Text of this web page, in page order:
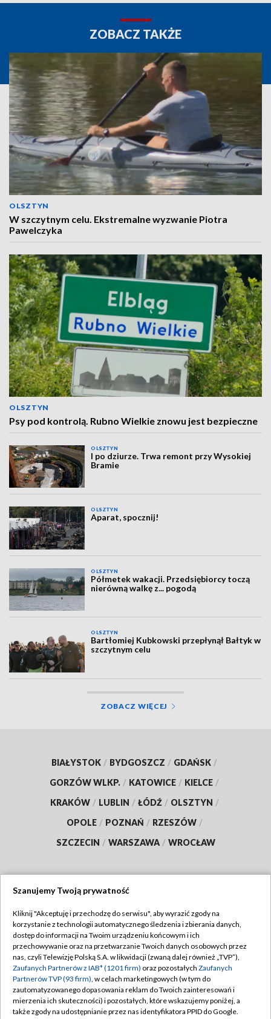
ZOBACZ TAKŻE
OLSZTYN
W szczytnym celu. Ekstremalne wyzwanie Piotra
Pawelczyka
OLSZTYN
Psy pod kontrolą. Rubno Wielkie znowu jest bezpieczne
OLSZTYN
I po dziurze. Trwa remont przy Wysokiej
Bramie
OLSZTYN
Aparat, spocznij!
OLSZTYN
Półmetek wakacji. Przedsiębiorcy toczą
nierówną walkę z... pogodą
OLSZTYN
Bartłomiej Kubkowski przepłynął Bałtyk w
szczytnym celu
ZOBACZ WIĘCEJ
BIAŁYSTOK / BYDGOSZCZ / GDAŃSK /
GORZÓW WLKP. / KATOWICE / KIELCE /
KRAKÓW / LUBLIN / ŁÓDŹ / OLSZTYN /
OPOLE / POZNAŃ / RZESZÓW /
SZCZECIN / WARSZAWA / WROCŁAW
TVP
Abonament TVP
Emisja w TVP
Centrum informacji TVP
Naziemna Telewizja Cyfrowa
Regulamin TVP
Polityka prywatności
Moje zgody
Pomoc
Szanujemy Twoją prywatność
Kliknij "Akceptuję i przechodzę do serwisu", aby wyrazić zgody na
korzystanie z technologii automatycznego śledzenia i zbierania danych,
dostęp do informacji na Twoim urządzeniu końcowym i ich
przechowywanie oraz na przetwarzanie Twoich danych osobowych przez
nas, czyli Telewizję Polską S.A. w likwidacji (zwaną dalej również „TVP”),
Zaufanych Partnerów z IAB* (1201 firm) oraz pozostałych Zaufanych
Partnerów TVP (93 firm), w celach marketingowych (w tym do
zautomatyzowanego dopasowania reklam do Twoich zainteresowań i
mierzenia ich skuteczności) i pozostałych, które wskazujemy poniżej, a
także zgody na udostępnianie przez nas identyfikatora PPID do Google.